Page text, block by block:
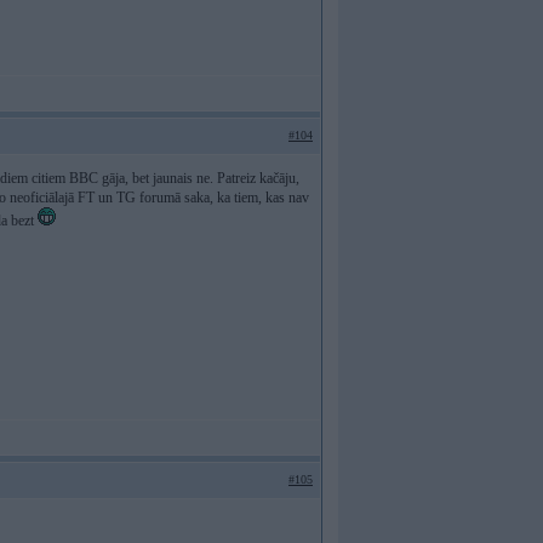
#104
citiem BBC gāja, bet jaunais ne. Patreiz kačāju,
neoficiālajā FT un TG forumā saka, ka tiem, kas nav
bezt
#105